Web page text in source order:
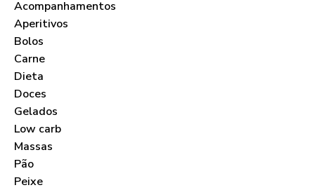
Acompanhamentos
Aperitivos
Bolos
Carne
Dieta
Doces
Gelados
Low carb
Massas
Pão
Peixe